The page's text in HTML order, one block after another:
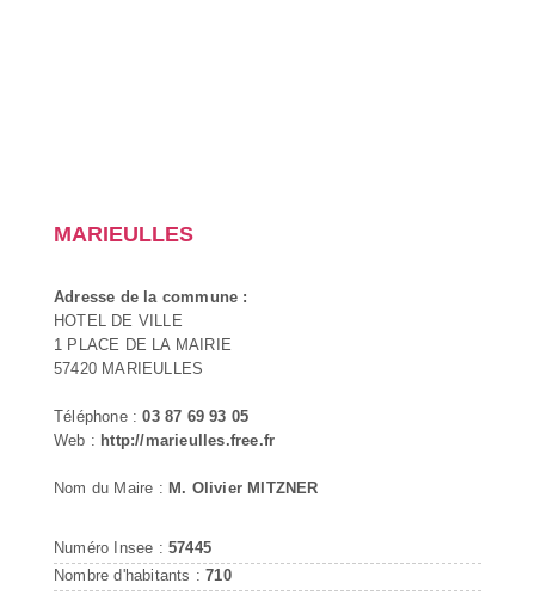
MARIEULLES
Adresse de la commune :
HOTEL DE VILLE
1 PLACE DE LA MAIRIE
57420 MARIEULLES
Téléphone :03 87 69 93 05
Web : http://marieulles.free.fr
Nom du Maire : M. Olivier MITZNER
Numéro Insee : 57445
Nombre d'habitants :710